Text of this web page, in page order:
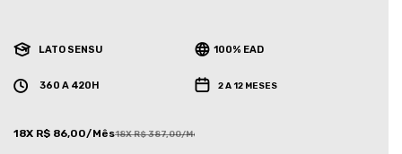
LATO SENSU 100% EAD
360 A 420H 2 A 12 MESES
18X R$ 86,00/Mês18X R$ 387,00/Mês